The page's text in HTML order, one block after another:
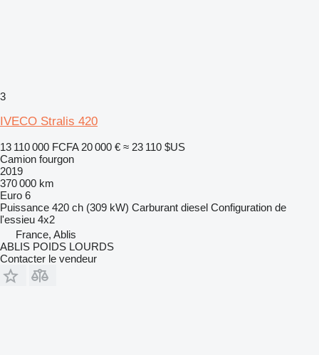
3
IVECO Stralis 420
13 110 000 FCFA 20 000 € ≈ 23 110 $US
Camion fourgon
2019
370 000 km
Euro 6
Puissance 420 ch (309 kW) Carburant diesel Configuration de
l'essieu 4x2
France, Ablis
ABLIS POIDS LOURDS
Contacter le vendeur